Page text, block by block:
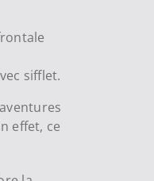
sifflet.
effet, ce